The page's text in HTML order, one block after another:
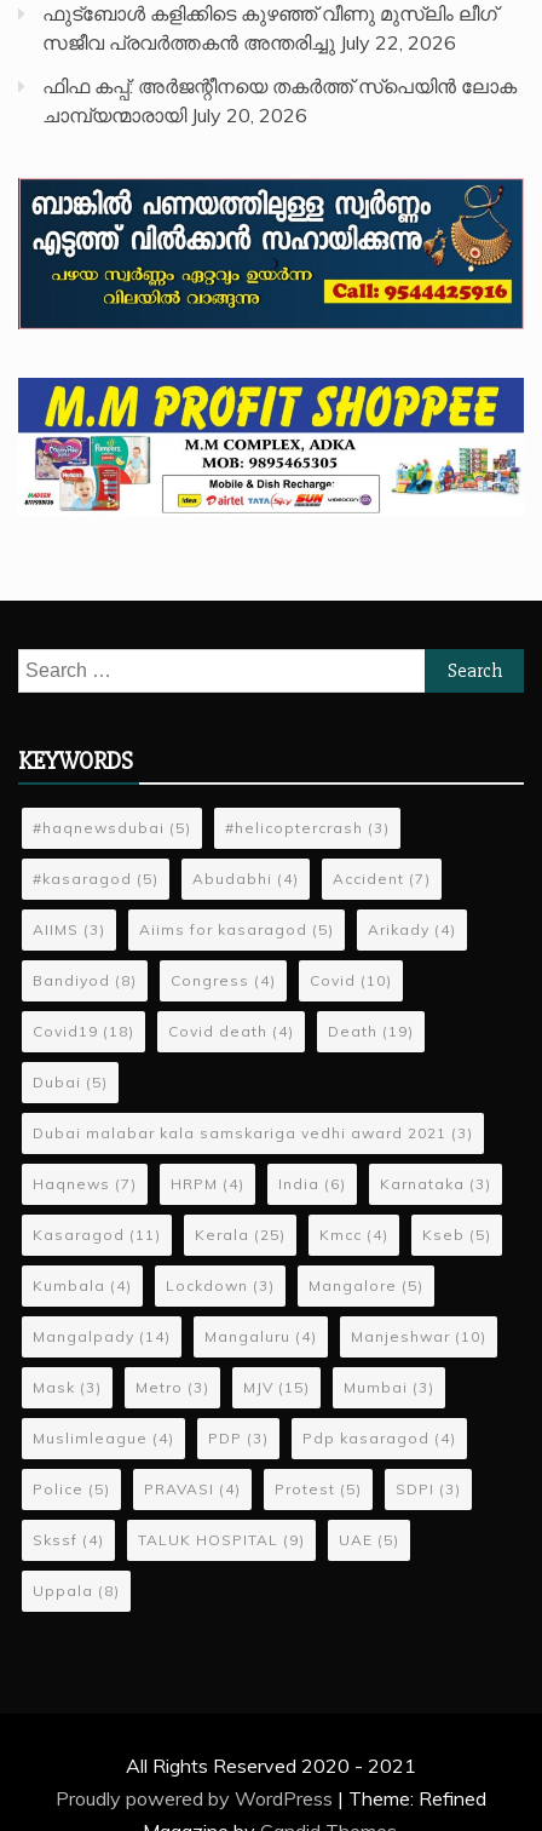
ഫുട്ബോൾ കളിക്കിടെ കുഴഞ്ഞ് വീണു മുസ്ലിം ലീഗ്
സജീവ പ്രവർത്തകൻ അന്തരിച്ചു July 22, 2026
ഫിഫ കപ്പ്: അർജന്റീനയെ തകർത്ത് സ്പെയിൻ ലോക
ചാമ്പ്യന്മാരായി July 20, 2026
Search
for:
KEYWORDS
#haqnewsdubai (5) #helicoptercrash (3)
#kasaragod (5) Abudabhi (4) Accident (7)
AIIMS (3) Aiims for kasaragod (5) Arikady (4)
Bandiyod (8) Congress (4) Covid (10)
Covid19 (18) Covid death (4) Death (19)
Dubai (5)
Dubai malabar kala samskariga vedhi award 2021 (3)
Haqnews (7) HRPM (4) India (6) Karnataka (3)
Kasaragod (11) Kerala (25) Kmcc (4) Kseb (5)
Kumbala (4) Lockdown (3) Mangalore (5)
Mangalpady (14) Mangaluru (4) Manjeshwar (10)
Mask (3) Metro (3) MJV (15) Mumbai (3)
Muslimleague (4) PDP (3) Pdp kasaragod (4)
Police (5) PRAVASI (4) Protest (5) SDPI (3)
Skssf (4) TALUK HOSPITAL (9) UAE (5)
Uppala (8)
All Rights Reserved 2020 - 2021
Proudly powered by WordPress | Theme: Refined